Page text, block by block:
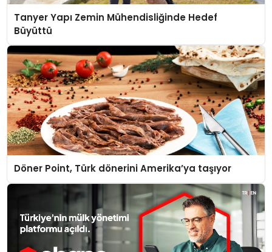
Tanyer Yapı Zemin Mühendisliğinde Hedef
Büyüttü
Döner Point, Türk dönerini Amerika’ya taşıyor